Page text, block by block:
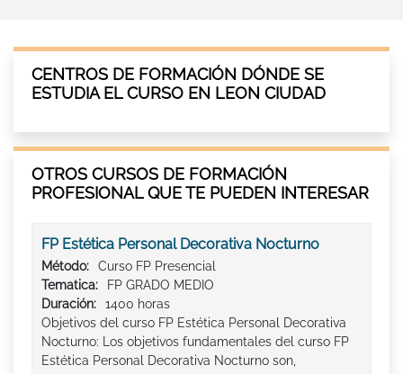
CENTROS DE FORMACIÓN DÓNDE SE
ESTUDIA EL CURSO EN LEON CIUDAD
OTROS CURSOS DE FORMACIÓN
PROFESIONAL QUE TE PUEDEN INTERESAR
FP Estética Personal Decorativa Nocturno
Método:
Curso FP Presencial
Tematica:
FP GRADO MEDIO
Duración:
1400 horas
Objetivos del curso FP Estética Personal Decorativa
Nocturno: Los objetivos fundamentales del curso FP
Estética Personal Decorativa Nocturno son,